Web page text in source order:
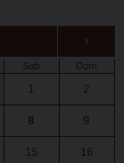
›
Sab Dom
1 2
8 9
15 16